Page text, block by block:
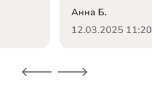
Анна Б.
12.03.2025 11:20